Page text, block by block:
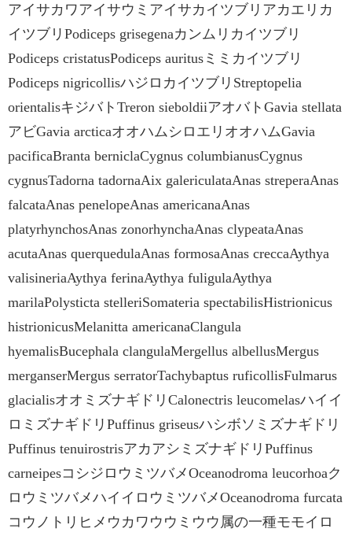
アイサカワアイサウミアイサカイツブリアカエリカ
イツブリPodiceps grisegenaカンムリカイツブリ
Podiceps cristatusPodiceps auritusミミカイツブリ
Podiceps nigricollisハジロカイツブリStreptopelia
orientalisキジバトTreron sieboldiiアオバトGavia stellata
アビGavia arcticaオオハムシロエリオオハムGavia
pacificaBranta berniclaCygnus columbianusCygnus
cygnusTadorna tadornaAix galericulataAnas streperaAnas
falcataAnas penelopeAnas americanaAnas
platyrhynchosAnas zonorhynchaAnas clypeataAnas
acutaAnas querquedulaAnas formosaAnas creccaAythya
valisineriaAythya ferinaAythya fuligulaAythya
marilaPolysticta stelleriSomateria spectabilisHistrionicus
histrionicusMelanitta americanaClangula
hyemalisBucephala clangulaMergellus albellusMergus
merganserMergus serratorTachybaptus ruficollisFulmarus
glacialisオオミズナギドリCalonectris leucomelasハイイ
ロミズナギドリPuffinus griseusハシボソミズナギドリ
Puffinus tenuirostrisアカアシミズナギドリPuffinus
carneipesコシジロウミツバメOceanodroma leucorhoaク
ロウミツバメハイイロウミツバメOceanodroma furcata
コウノトリヒメウカワウウミウウ属の一種モモイロ